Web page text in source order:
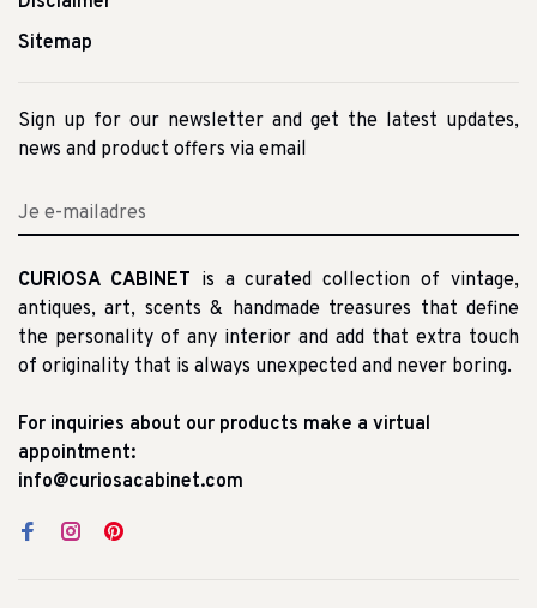
Sitemap
Sign up for our newsletter and get the latest updates,
news and product offers via email
CURIOSA CABINET is a curated collection of vintage,
antiques, art, scents & handmade treasures that define
the personality of any interior and add that extra touch
of originality that is always unexpected and never boring.
For inquiries about our products make a virtual
appointment:
info@curiosacabinet.com